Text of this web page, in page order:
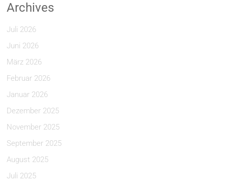
Archives
Juli 2026
Juni 2026
März 2026
Februar 2026
Januar 2026
Dezember 2025
November 2025
September 2025
August 2025
Juli 2025